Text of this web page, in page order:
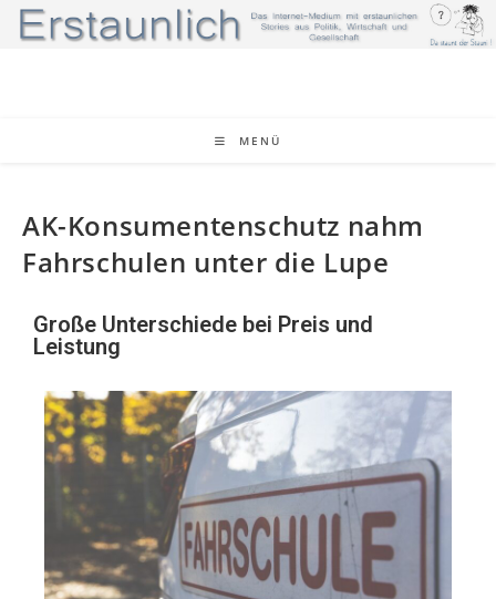
MENÜ
AK-Konsumentenschutz nahm
Fahrschulen unter die Lupe
Große Unterschiede bei Preis und
Leistung